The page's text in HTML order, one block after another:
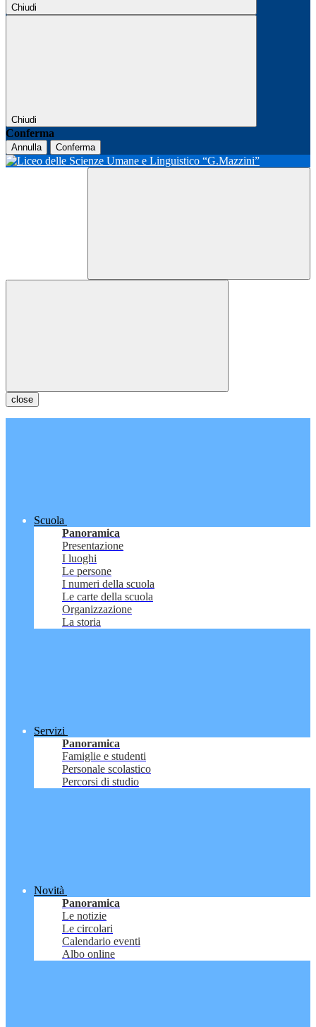
Chiudi
Chiudi
Conferma
Annulla Conferma
close
Scuola
Panoramica
Presentazione
I luoghi
Le persone
I numeri della scuola
Le carte della scuola
Organizzazione
La storia
Servizi
Panoramica
Famiglie e studenti
Personale scolastico
Percorsi di studio
Novità
Panoramica
Le notizie
Le circolari
Calendario eventi
Albo online